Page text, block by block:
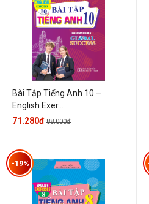
Bài Tập Tiếng Anh 10 –
English Exer...
71.280đ 88.000đ
-19%